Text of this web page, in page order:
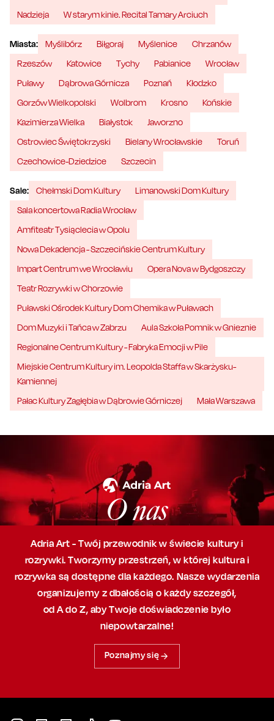
Nadzieja W starym kinie. Recital Tamary Arciuch
Miasta: Myślibórz Biłgoraj Myślenice
Chrzanów
Rzeszów
Katowice Tychy Pabianice
Wrocław
Puławy
Dąbrowa Górnicza Poznań
Kłodzko
Gorzów Wielkopolski
Wolbrom Krosno
Końskie
Kazimierza Wielka
Białystok
Jaworzno
Ostrowiec Świętokrzyski
Bielany Wrocławskie
Toruń
Czechowice-Dziedzice
Szczecin
Sale: Chełmski Dom Kultury
Limanowski Dom Kultury
Sala koncertowa Radia Wrocław
Amfiteatr Tysiąclecia w Opolu
Nowa Dekadencja - Szczecińskie Centrum Kultury
Impart Centrum we Wrocławiu
Opera Nova w Bydgoszczy
Teatr Rozrywki w Chorzowie
Puławski Ośrodek Kultury Dom Chemika w Puławach
Dom Muzyki i Tańca w Zabrzu
Aula Szkoła Pomnik w Gnieznie
Regionalne Centrum Kultury - Fabryka Emocji w Pile
Miejskie Centrum Kultury im. Leopolda Staffa w Skarżysku-
Kamiennej
Pałac Kultury Zagłębia w Dąbrowie Górniczej
Mała Warszawa
O nas
Adria Art - Twój przewodnik w świecie kultury i
rozrywki. Tworzymy przestrzeń,w której kultura i
rozrywka są dostępne dla każdego. Nasze wydarzenia
organizujemy z dbałością o każdy szczegół,
od A do Z, abyTwoje doświadczenie było
niepowtarzalne!
Poznajmy się